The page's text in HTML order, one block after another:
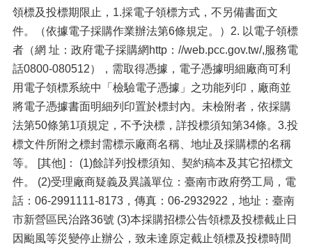
領標及投標期限止，1.採電子領標方式，不另備書面文
件。（依據電子採購作業辦法第6條規定。）2. 以電子領標
者（網 址：政府電子採購網http：//web.pcc.gov.tw/,服務電
話0800-080512），需取得憑據，電子憑據明細廠商可利
用電子領標系統中「檢驗電子憑據」之功能列印，廠商並
將電子憑據書面明細列印置於標封內。未檢附者，依採購
法第50條第1項規定，不予決標，詳投標須知第34條。3.投
標文件所附之標封需標示廠商名稱、地址及採購標的名稱
等。 [其他]： (1)餘詳列投標須知、契約稿本及其它招標文
件。 (2)受理廠商疑義及異議單位：臺南市政府勞工局，電
話：06-2991111-8173，傳真：06-2932922，地址：臺南
市新營區民治路36號 (3)本採購招標公告領標及投標截止日
因颱風等災變停止辦公，致未達原定截止領標及投標時間